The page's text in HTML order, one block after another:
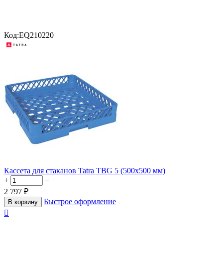
Код:EQ210220
Кассета для стаканов Tatra TBG 5 (500х500 мм)
+
−
2 797 ₽
В корзину
Быстрое оформление
